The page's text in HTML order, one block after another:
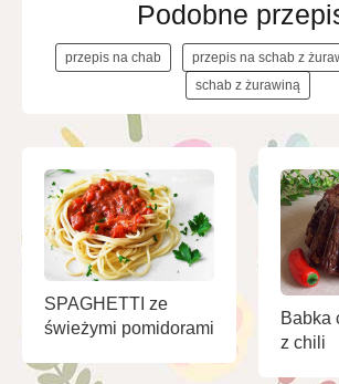
Podobne
przepis na chab przepis na schab z
schab z żurawiną
SPAGHETTI ze
świeżymi pomidorami
Babka
z chili